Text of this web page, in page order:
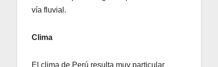
vía fluvial.
Clima
El clima de Perú resulta muy particular